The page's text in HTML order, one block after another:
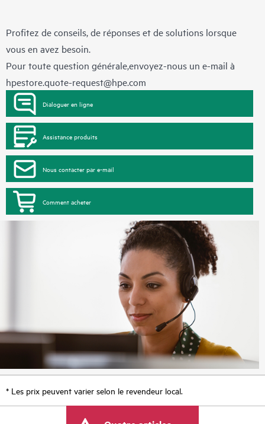
Profitez de conseils, de réponses et de solutions lorsque
vous en avez besoin.
Pour toute question générale,envoyez-nous un e-mail à
hpestore.quote-request@hpe.com
Dialoguer en ligne
Assistance produits
Nous contacter par e-mail
Comment acheter
* Les prix peuvent varier selon le revendeur local.